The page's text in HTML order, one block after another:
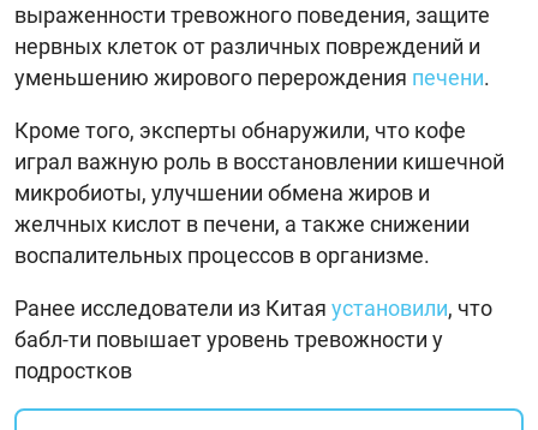
выраженности тревожного поведения, защите
нервных клеток от различных повреждений и
уменьшению жирового перерождения печени.
Кроме того, эксперты обнаружили, что кофе
играл важную роль в восстановлении кишечной
микробиоты, улучшении обмена жиров и
желчных кислот в печени, а также снижении
воспалительных процессов в организме.
Ранее исследователи из Китая установили, что
бабл-ти повышает уровень тревожности у
подростков